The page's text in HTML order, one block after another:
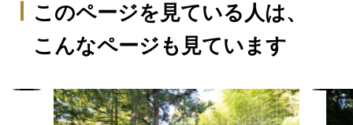
このページを見ている人は、
こんなページも見ています